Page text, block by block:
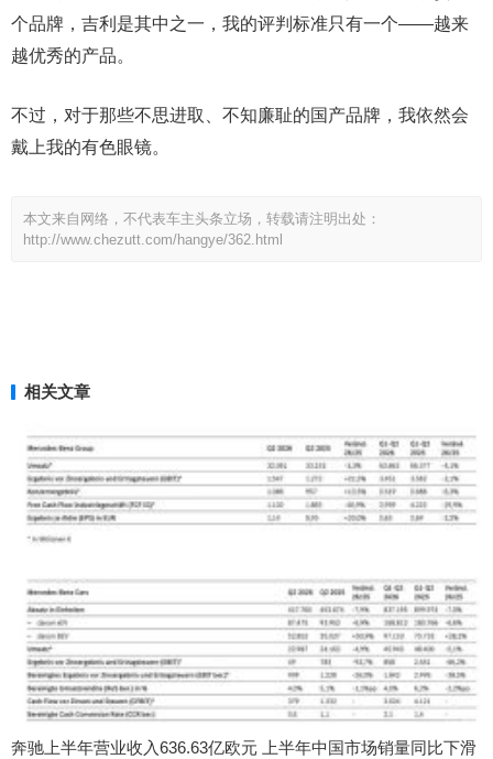
个品牌，吉利是其中之一，我的评判标准只有一个——越来
越优秀的产品。
不过，对于那些不思进取、不知廉耻的国产品牌，我依然会
戴上我的有色眼镜。
本文来自网络，不代表车主头条立场，转载请注明出处：
http://www.chezutt.com/hangye/362.html
相关文章
奔驰上半年营业收入636.63亿欧元 上半年中国市场销量同比下滑